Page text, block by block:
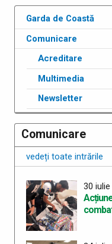
Garda de Coastă
Comunicare
Acreditare
Multimedia
Newsletter
Comunicare
vedeți toate intrările
30